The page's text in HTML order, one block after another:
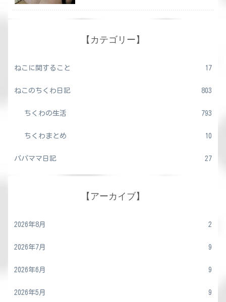
【カテゴリー】
ねこに関すること 17
ねこのちくわ日記 803
ちくわの生活 793
ちくわまとめ 10
パパママ日記 27
【アーカイブ】
2026年8月 2
2026年7月 9
2026年6月 9
2026年5月 9